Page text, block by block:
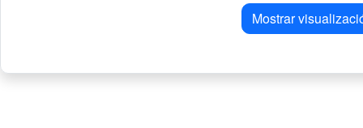
Mostrar